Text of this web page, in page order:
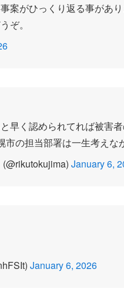
案がひっくり返る事があり
ぞ。
く認められてれば被害者
の担当部署は一生考えな
January 6,
January 6, 2026